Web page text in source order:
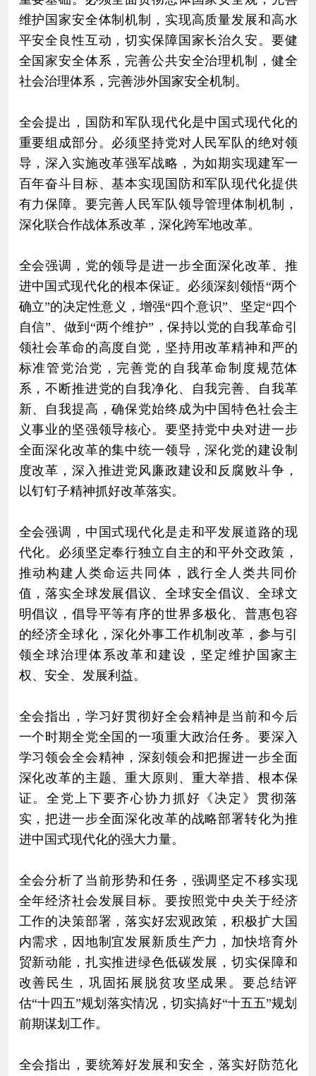
维护国家安全体制机制，实现高质量发展和高水
平安全良性互动，切实保障国家长治久安。要健
全国家安全体系，完善公共安全治理机制，健全
社会治理体系，完善涉外国家安全机制。
全会提出，国防和军队现代化是中国式现代化的
重要组成部分。必须坚持党对人民军队的绝对领
导，深入实施改革强军战略，为如期实现建军一
百年奋斗目标、基本实现国防和军队现代化提供
有力保障。要完善人民军队领导管理体制机制，
深化联合作战体系改革，深化跨军地改革。
全会强调，党的领导是进一步全面深化改革、推
进中国式现代化的根本保证。必须深刻领悟“两个
确立”的决定性意义，增强“四个意识”、坚定“四个
自信”、做到“两个维护”，保持以党的自我革命引
领社会革命的高度自觉，坚持用改革精神和严的
标准管党治党，完善党的自我革命制度规范体
系，不断推进党的自我净化、自我完善、自我革
新、自我提高，确保党始终成为中国特色社会主
义事业的坚强领导核心。要坚持党中央对进一步
全面深化改革的集中统一领导，深化党的建设制
度改革，深入推进党风廉政建设和反腐败斗争，
以钉钉子精神抓好改革落实。
全会强调，中国式现代化是走和平发展道路的现
代化。必须坚定奉行独立自主的和平外交政策，
推动构建人类命运共同体，践行全人类共同价
值，落实全球发展倡议、全球安全倡议、全球文
明倡议，倡导平等有序的世界多极化、普惠包容
的经济全球化，深化外事工作机制改革，参与引
领全球治理体系改革和建设，坚定维护国家主
权、安全、发展利益。
全会指出，学习好贯彻好全会精神是当前和今后
一个时期全党全国的一项重大政治任务。要深入
学习领会全会精神，深刻领会和把握进一步全面
深化改革的主题、重大原则、重大举措、根本保
证。全党上下要齐心协力抓好《决定》贯彻落
实，把进一步全面深化改革的战略部署转化为推
进中国式现代化的强大力量。
全会分析了当前形势和任务，强调坚定不移实现
全年经济社会发展目标。要按照党中央关于经济
工作的决策部署，落实好宏观政策，积极扩大国
内需求，因地制宜发展新质生产力，加快培育外
贸新动能，扎实推进绿色低碳发展，切实保障和
改善民生，巩固拓展脱贫攻坚成果。要总结评
估“十四五”规划落实情况，切实搞好“十五五”规划
前期谋划工作。
全会指出，要统筹好发展和安全，落实好防范化